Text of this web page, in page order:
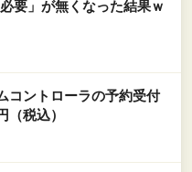
要」が無くなった結果ｗ
ントローラの予約受付
税込）